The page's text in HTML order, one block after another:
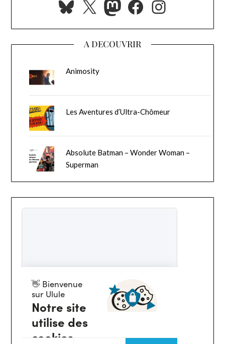
Bluesky
X Mastodon
Facebook
A DECOUVRIR
Animosity
Les Aventures d’Ultra-Chômeur
Absolute Batman – Wonder Woman –
Superman